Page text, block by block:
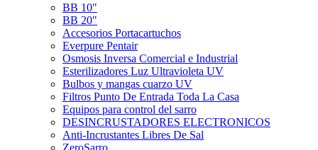
BB 10"
BB 20"
Accesorios Portacartuchos
Everpure Pentair
Osmosis Inversa Comercial e Industrial
Esterilizadores Luz Ultravioleta UV
Bulbos y mangas cuarzo UV
Filtros Punto De Entrada Toda La Casa
Equipos para control del sarro
DESINCRUSTADORES ELECTRONICOS
Anti-Incrustantes Libres De Sal
ZeroSarro